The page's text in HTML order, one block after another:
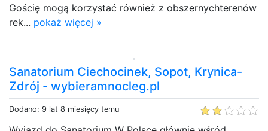
Gościę mogą korzystać również z obszernychterenów
rek... pokaż więcej »
Sanatorium Ciechocinek, Sopot, Krynica-
Zdrój - wybieramnocleg.pl
Dodano: 9 lat 8 miesięcy temu